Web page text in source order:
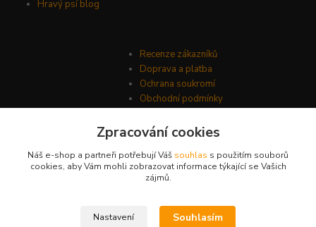
Hravý psí blog
Recenze zákazníků
Doprava a platba
Ochrana soukromí
Obchodní podmínky
Zpracování cookies
Náš e-shop a partneři potřebují Váš souhlas s použitím souborů
cookies, aby Vám mohli zobrazovat informace týkající se Vašich
zájmů.
Nastavení Souhlasím